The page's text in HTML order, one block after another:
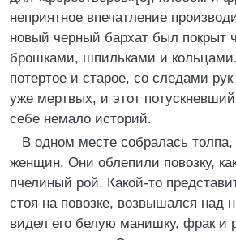
неприятное впечатление
новый черный бархат был покрыт
брошками, шпильками и
потертое и старое, со следами рук
уже мертвых, и этот
себе немало историй.
В одном месте собралась
женщин. Они облепили повозку,
пчелиный рой. Какой-то
стоя на повозке, возвышался над
видел его белую манишку, фрак и